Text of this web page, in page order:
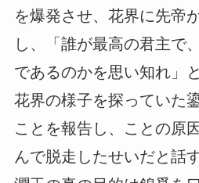
を爆発させ、花界に先帝
し、「誰が最高の君主で
であるのかを思い知れ」
花界の様子を探っていた
ことを報告し、ことの原
んで脱走したせいだと話